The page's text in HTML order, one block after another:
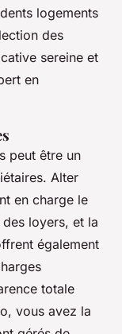
logements
des
sereine et
en
peut être un
Alter
en charge le
loyers, et la
également
totale
vous avez la